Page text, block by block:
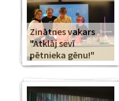
Zinātnes vakars
"Atklāj sevī
pētnieka gēnu!"